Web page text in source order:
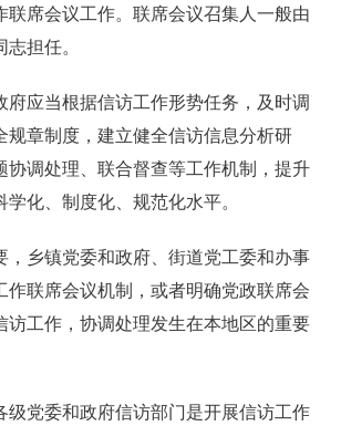
联席会议工作。联席会议召集人一般由
担任。
应当根据信访工作形势任务，及时调
规章制度，建立健全信访信息分析研
协调处理、联合督查等工作机制，提升
化、制度化、规范化水平。
乡镇党委和政府、街道党工委和办事
作联席会议机制，或者明确党政联席会
访工作，协调处理发生在本地区的重要
委和政府信访部门是开展信访工作